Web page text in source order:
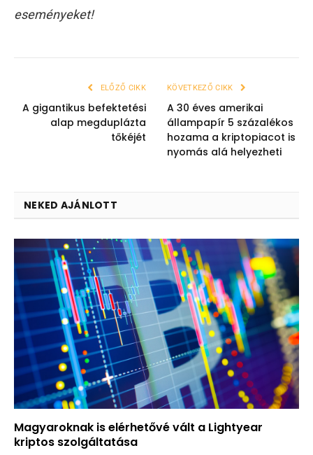
eseményeket!
ELŐZŐ CIKK
A gigantikus befektetési
alap megduplázta
tőkéjét
KÖVETKEZŐ CIKK
A 30 éves amerikai
állampapír 5 százalékos
hozama a kriptopiacot is
nyomás alá helyezheti
NEKED AJÁNLOTT
Magyaroknak is elérhetővé vált a Lightyear
kriptos szolgáltatása